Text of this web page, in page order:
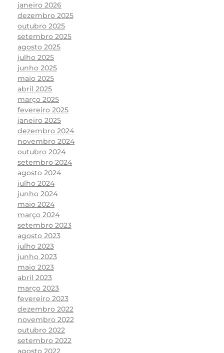
janeiro 2026
dezembro 2025
outubro 2025
setembro 2025
agosto 2025
julho 2025
junho 2025
maio 2025
abril 2025
março 2025
fevereiro 2025
janeiro 2025
dezembro 2024
novembro 2024
outubro 2024
setembro 2024
agosto 2024
julho 2024
junho 2024
maio 2024
março 2024
setembro 2023
agosto 2023
julho 2023
junho 2023
maio 2023
abril 2023
março 2023
fevereiro 2023
dezembro 2022
novembro 2022
outubro 2022
setembro 2022